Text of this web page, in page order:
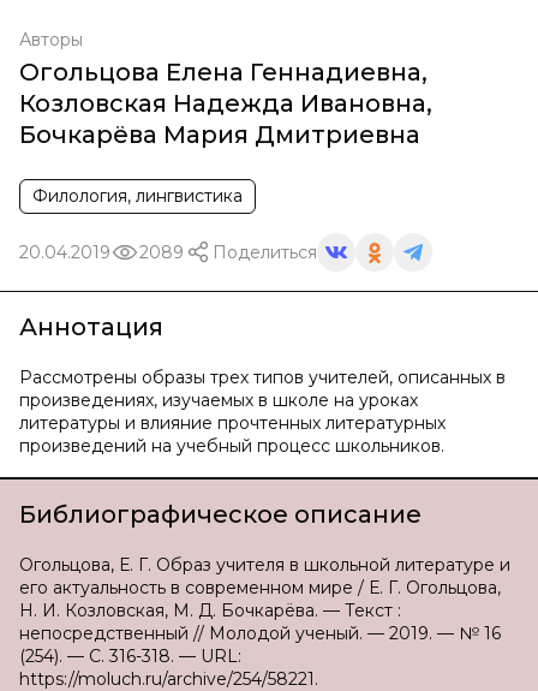
Авторы
Огольцова Елена Геннадиевна,
Козловская Надежда Ивановна,
Бочкарёва Мария Дмитриевна
Филология, лингвистика
20.04.2019 2089 Поделиться
Аннотация
Рассмотрены образы трех типов учителей, описанных в
произведениях, изучаемых в школе на уроках
литературы и влияние прочтенных литературных
произведений на учебный процесс школьников.
Библиографическое описание
Огольцова, Е. Г. Образ учителя в школьной литературе и
его актуальность в современном мире / Е. Г. Огольцова,
Н. И. Козловская, М. Д. Бочкарёва. — Текст :
непосредственный // Молодой ученый. — 2019. — № 16
(254). — С. 316-318. — URL:
https://moluch.ru/archive/254/58221.